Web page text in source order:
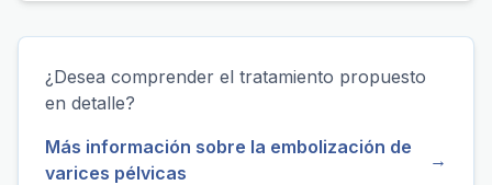
¿Desea comprender el tratamiento propuesto
en detalle?
Más información sobre la embolización de
varices pélvicas
→